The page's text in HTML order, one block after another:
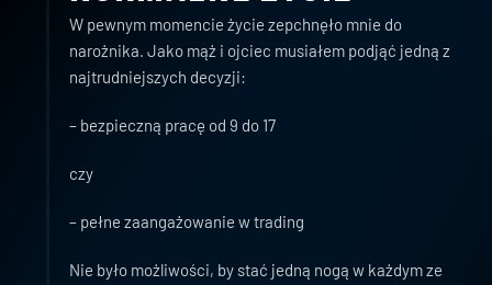
W pewnym momencie życie zepchnęło mnie do
narożnika. Jako mąż i ojciec musiałem podjąć jedną z
najtrudniejszych decyzji:
– bezpieczną pracę od 9 do 17
czy
– pełne zaangażowanie w trading
Nie było możliwości, by stać jedną nogą w każdym ze